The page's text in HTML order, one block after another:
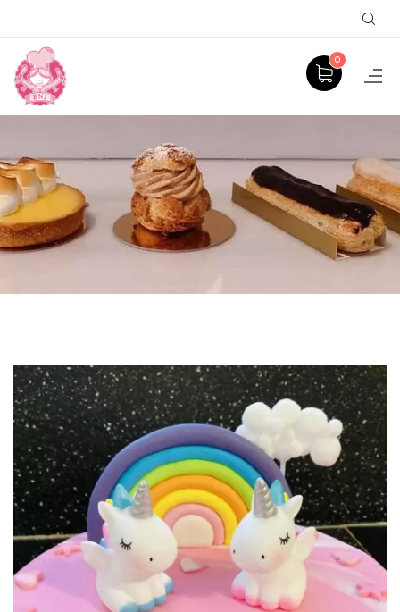
0
ACCUEIL GÂTEAUX À THÈME